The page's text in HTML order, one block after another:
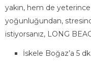
yakın, hem de
yoğunluğundan,
istiyorsanız, LONG
İskele Boğaz’a 5